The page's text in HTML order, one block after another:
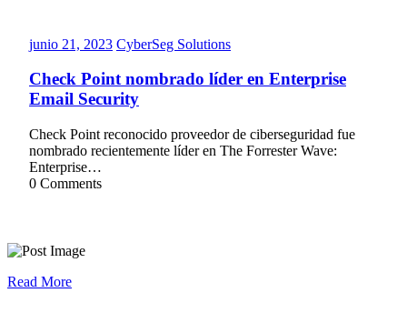
junio 21, 2023junio
2023
CyberSeg SolutionsCyberSeg
Check Point nombrado líder en Enterprise
Email Security
Check Point reconocido proveedor de ciberseguridad fue
nombrado recientemente líder en The Forrester Wave:
Enterprise…
0 Comments
Read More